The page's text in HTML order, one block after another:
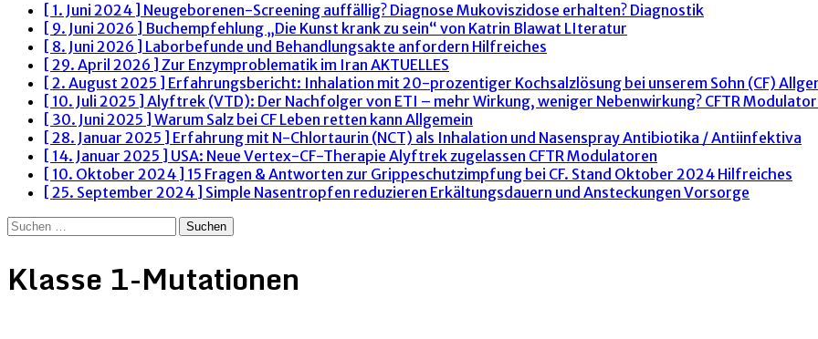
[ 1. Juni 2024 ] Neugeborenen-Screening auffällig? Diagnose Mukoviszidose erhalten? Diagnostik
[ 9. Juni 2026 ] Buchempfehlung „Die Kunst krank zu sein“ von Katrin Blawat LIteratur
[ 8. Juni 2026 ] Laborbefunde und Behandlungsakte anfordern Hilfreiches
[ 29. April 2026 ] Zur Enzymproblematik im Iran AKTUELLES
[ 2. August 2025 ] Erfahrungsbericht: Inhalation mit 20-prozentiger Kochsalzlösung bei unserem Sohn (CF)
[ 10. Juli 2025 ] Alyftrek (VTD): Der Nachfolger von ETI – mehr Wirkung, weniger Nebenwirkung? CFTR
[ 30. Juni 2025 ] Warum Salz bei CF Leben retten kann Allgemein
[ 28. Januar 2025 ] Erfahrung mit N-Chlortaurin (NCT) als Inhalation und NasensprayAntibiotika / Antiinfektiva
[ 14. Januar 2025 ] USA: Neue Vertex-CF-Therapie Alyftrek zugelassen CFTR Modulatoren
[ 10. Oktober 2024 ] 15 Fragen & Antworten zur Grippeschutzimpfung bei CF. Stand Oktober 2024 Hilfreiches
[ 25. September 2024 ] Simple Nasentropfen reduzieren Erkältungsdauern und Ansteckungen Vorsorge
Suchen
Klasse 1-Mutationen